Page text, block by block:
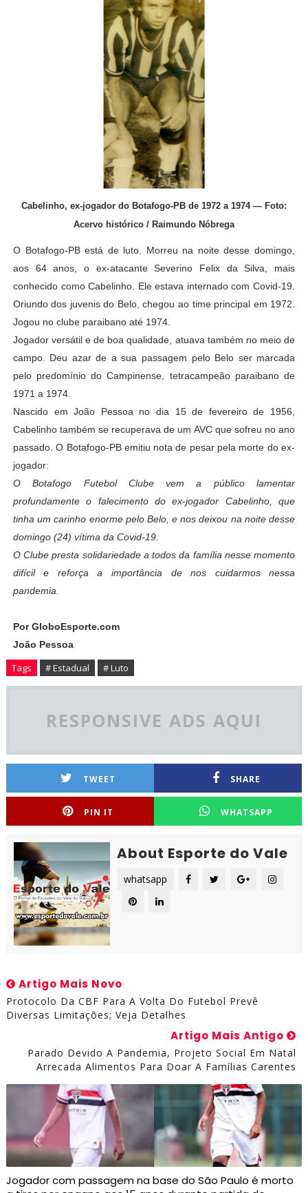
Cabelinho, ex-jogador do Botafogo-PB de 1972 a 1974 — Foto:
Acervo histórico / Raimundo Nóbrega
O Botafogo-PB está de luto. Morreu na noite desse domingo,
aos 64 anos, o ex-atacante Severino Felix da Silva, mais
conhecido como Cabelinho. Ele estava internado com Covid-19.
Oriundo dos juvenis do Belo, chegou ao time principal em 1972.
Jogou no clube paraibano até 1974.
Jogador versátil e de boa qualidade, atuava também no meio de
campo. Deu azar de a sua passagem pelo Belo ser marcada
pelo predomínio do Campinense, tetracampeão paraibano de
1971 a 1974.
Nascido em João Pessoa no dia 15 de fevereiro de 1956,
Cabelinho também se recuperava de um AVC que sofreu no ano
passado. O Botafogo-PB emitiu nota de pesar pela morte do ex-
jogador:
O Botafogo Futebol Clube vem a público lamentar
profundamente o falecimento do ex-jogador Cabelinho, que
tinha um carinho enorme pelo Belo, e nos deixou na noite desse
domingo (24) vítima da Covid-19.
O Clube presta solidariedade a todos da família nesse momento
difícil e reforça a importância de nos cuidarmos nessa
pandemia.
Por GloboEsporte.com
João Pessoa
Tags # Estadual # Luto
RESPONSIVE ADS AQUI
TWEET SHARE
PIN IT WHATSAPP
About Esporte do Vale
whatsapp
Artigo Mais Novo
Protocolo Da CBF Para A Volta Do Futebol Prevê
Diversas Limitações; Veja Detalhes
Artigo Mais Antigo
Parado Devido A Pandemia, Projeto Social Em Natal
Arrecada Alimentos Para Doar A Famílias Carentes
Jogador com passagem na base do São Paulo é morto